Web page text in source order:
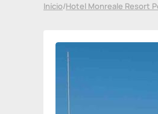
Início/Hotel Monreale Resort